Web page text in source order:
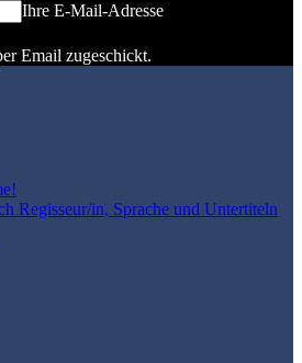
Ihre E-Mail-Adresse
Email zugeschickt.
Regisseur/in, Sprache und Untertiteln